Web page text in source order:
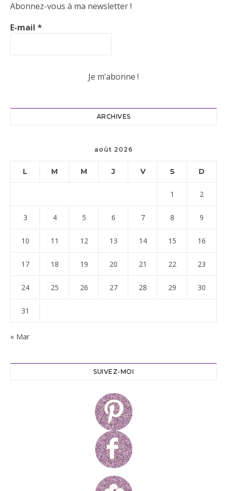
Abonnez-vous à ma newsletter !
E-mail *
ARCHIVES
août 2026
L M M J V S D
1 2
3 4 5 6 7 8 9
10 11 12 13 14 15 16
17 18 19 20 21 22 23
24 25 26 27 28 29 30
31
« Mar
SUIVEZ-MOI